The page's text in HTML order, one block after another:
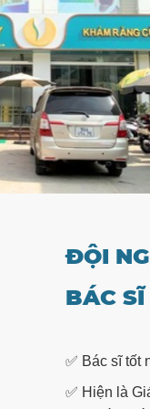
ĐỘI
BÁC
✅ Bác sĩ tốt
✅ Hiện là